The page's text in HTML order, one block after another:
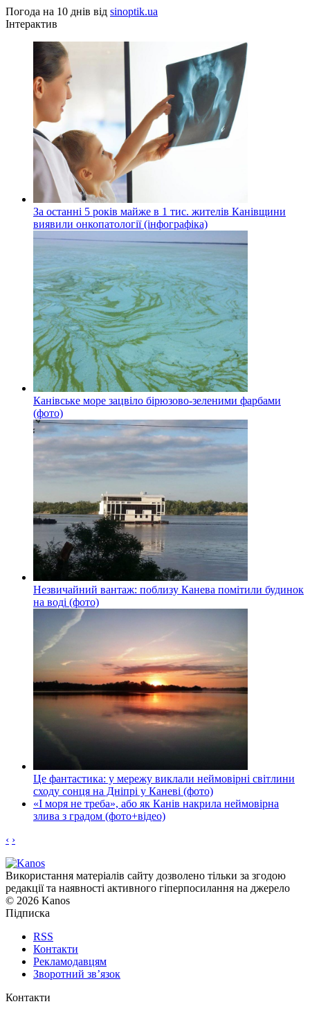
Погода на 10 днів від sinoptik.ua
Інтерактив
За останні 5 років майже в 1 тис. жителів Канівщини
виявили онкопатології (інфографіка)
Канівське море зацвіло бірюзово-зеленими фарбами
(фото)
Незвичайний вантаж: поблизу Канева помітили будинок
на воді (фото)
Це фантастика: у мережу виклали неймовірні світлини
сходу сонця на Дніпрі у Каневі (фото)
«І моря не треба», або як Канів накрила неймовірна
злива з градом (фото+відео)
‹ ›
Використання матеріалів сайту дозволено тільки за згодою
редакції та наявності активного гіперпосилання на джерело
© 2026 Kanos
Підписка
RSS
Контакти
Рекламодавцям
Зворотний зв’язок
Контакти